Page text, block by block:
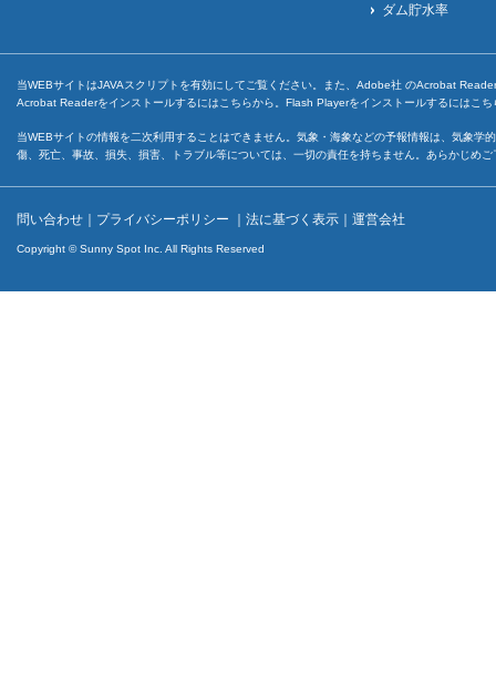
ダム貯水率
当WEBサイトはJAVAスクリプトを有効にしてご覧ください。また、Adobe社 のAcrobat
Acrobat Readerをインストールするには こちらから。Flash Playerをインストールするには こち
当WEBサイトの情報を二次利用することはできません。気象・海象などの予報情報は、気象
傷、死亡、事故、損失、損害、トラブル等については、一切の責任を持ちません。あらかじめ
問い合わせ ｜ プライバシーポリシー ｜ 法に基づく表示 ｜ 運営会社
Copyright © Sunny Spot Inc. All Rights Reserved